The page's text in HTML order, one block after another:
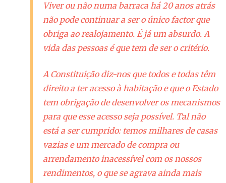
Viver ou não numa barraca há 20 anos atrás
não pode continuar a ser o único factor que
obriga ao realojamento. É já um absurdo. A
vida das pessoas é que tem de ser o critério.
A Constituição diz-nos que todos e todas têm
direito a ter acesso à habitação e que o Estado
tem obrigação de desenvolver os mecanismos
para que esse acesso seja possível. Tal não
está a ser cumprido: temos milhares de casas
vazias e um mercado de compra ou
arrendamento inacessível com os nossos
rendimentos, o que se agrava ainda mais